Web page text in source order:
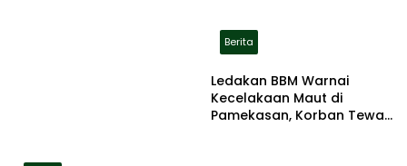
Berita
Ledakan BBM Warnai
Kecelakaan Maut di
Pamekasan, Korban Tewas